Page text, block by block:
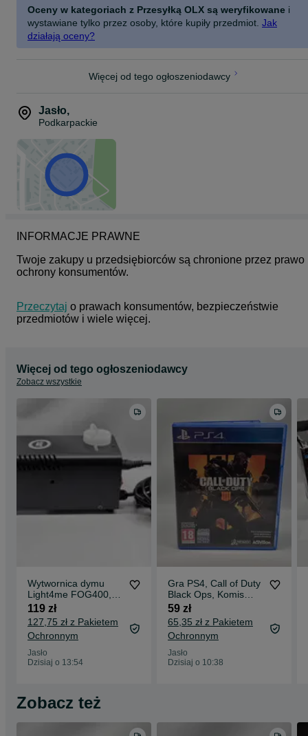
Oceny w kategoriach z Przesyłką OLX są weryfikowane i
wystawiane tylko przez osoby, które kupiły przedmiot. Jak
działają oceny?
Więcej od tego ogłoszeniodawcy
Jasło,
Podkarpackie
INFORMACJE PRAWNE
Twoje zakupy u przedsiębiorców są chronione przez prawo
ochrony konsumentów.
Przeczytaj o prawach konsumentów, bezpieczeństwie
przedmiotów i wiele więcej.
Więcej od tego ogłoszeniodawcy
Zobacz wszystkie
Wytwornica dymu
Light4me FOG400,
Komis Jasło
Czackiego
119 zł
127,75 zł z Pakietem
Ochronnym
Jasło
Dzisiaj o 13:54
Gra PS4, Call of Duty
Black Ops, Komis
Jasło Czackiego
59 zł
65,35 zł z Pakietem
Ochronnym
Jasło
Dzisiaj o 10:38
Zobacz też